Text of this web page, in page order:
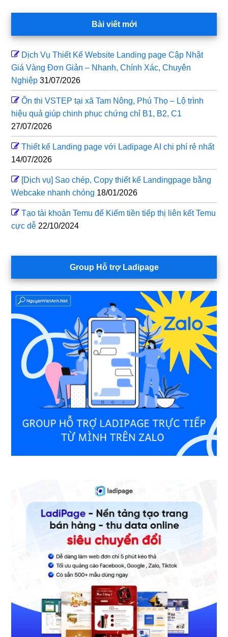
Bài viết mới
Dịch Vụ Thiết Kế Website Landing page Cập Nhật
Giá Vàng Đơn Giản – Nhanh, Chính Xác, Chuyên
Nghiệp 31/07/2026
Ôn thi VSTEP tại xã Tam Nông, Phú Thọ – Lộ trình
hiệu quả giúp chinh phục chứng chỉ B1, B2, C1
27/07/2026
Thiết kế Landing page với Ladipage AI chi phí rẻ nhất
14/07/2026
[Dịch vụ] Sao chép, Copy thiết kế Landingpage bằng
Webcake nhanh chóng 18/01/2026
Tạo tài khoản Temu để Kiếm tiền tiếp thị liên kết Temu
cực dễ 22/10/2024
Group Hỗ trợ Ladipage